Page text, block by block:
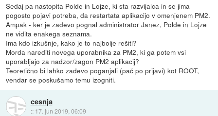
Sedaj pa nastopita Polde in Lojze, ki sta razvijalca in se jima
pogosto pojavi potreba, da restartata aplikacijo v omenjenem PM2.
Ampak - ker je zadevo pognal administrator Janez, Polde in Lojze
ne vidita enakega seznama.
Ima kdo izkušnje, kako je to najbolje rešiti?
Morda narediti novega uporabnika za PM2, ki ga potem vsi
uporabljajo za nadzor/zagon PM2 aplikacij?
Teoretično bi lahko zadevo poganjali (pač po prijavi) kot ROOT,
vendar se poskušamo temu izogniti.
cesnja
:: 17. jun 2019, 06:09